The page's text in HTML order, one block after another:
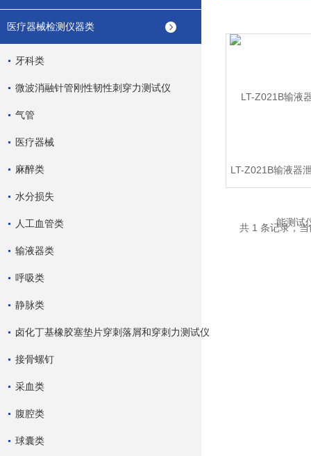
医疗器械检测仪器类
牙科类
微波消融针管刚性韧性刺穿力测试仪
气管
医疗器械
麻醉类
水分损失
人工血管类
输液器类
呼吸类
静脉类
卤化丁基橡胶塞垫片穿刺落屑和穿刺力测试仪
接骨螺钉
采血类
腹腔类
球囊类
LT-Z021B输液器
测试仪
共 1 条记录，